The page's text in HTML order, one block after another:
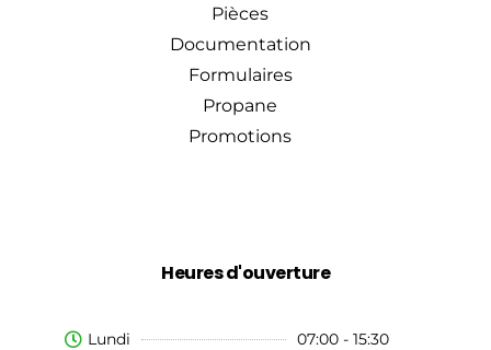
Pièces
Documentation
Formulaires
Propane
Promotions
Heures d'ouverture
Lundi
07:00 - 15:30